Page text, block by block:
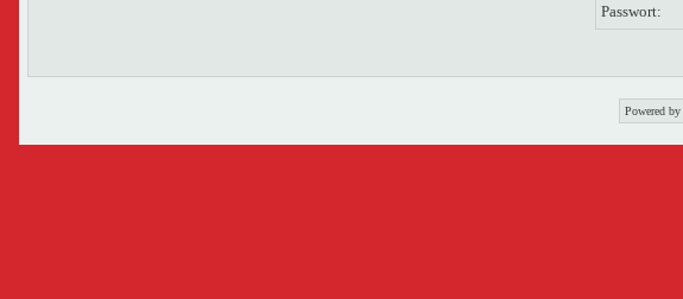
Passwort:
Powered by